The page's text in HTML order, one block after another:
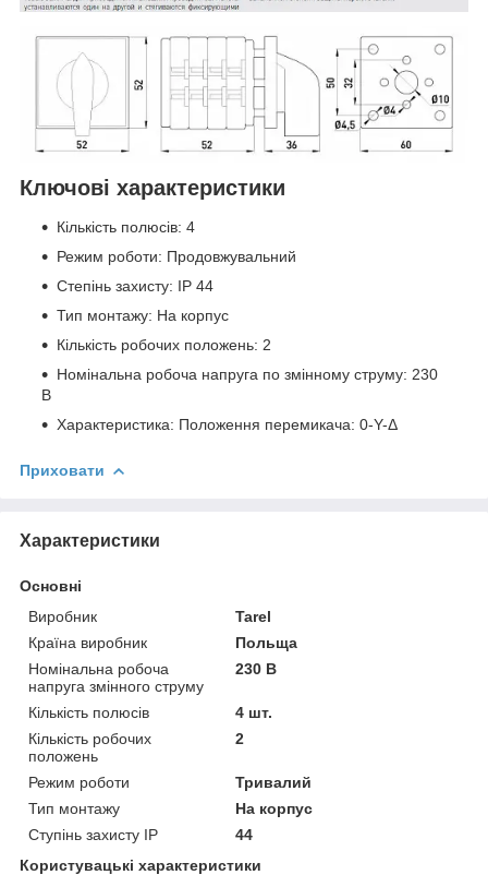
Ключові характеристики
Кількість полюсів: 4
Режим роботи: Продовжувальний
Степінь захисту: IP 44
Тип монтажу: На корпус
Кількість робочих положень: 2
Номінальна робоча напруга по змінному струму: 230
В
Характеристика: Положення перемикача: 0-Y-Δ
Приховати
Характеристики
Основні
Виробник
Tarel
Країна виробник
Польща
Номінальна робоча
напруга змінного струму
230 В
Кількість полюсів
4 шт.
Кількість робочих
положень
2
Режим роботи
Тривалий
Тип монтажу
На корпус
Ступінь захисту IP
44
Користувацькі характеристики